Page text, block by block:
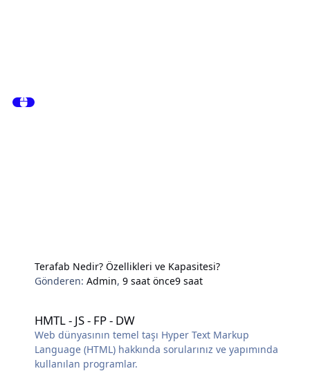
Terafab Nedir? Özellikleri ve Kapasitesi?
Gönderen:Admin,9 saat önce9 saat
HMTL - JS - FP - DW
Web dünyasının temel taşı Hyper Text Markup
Language (HTML) hakkında sorularınız ve yapımında
kullanılan programlar.